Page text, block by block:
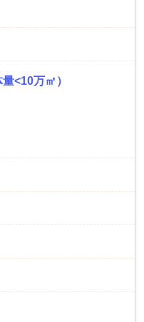
<10万㎡）